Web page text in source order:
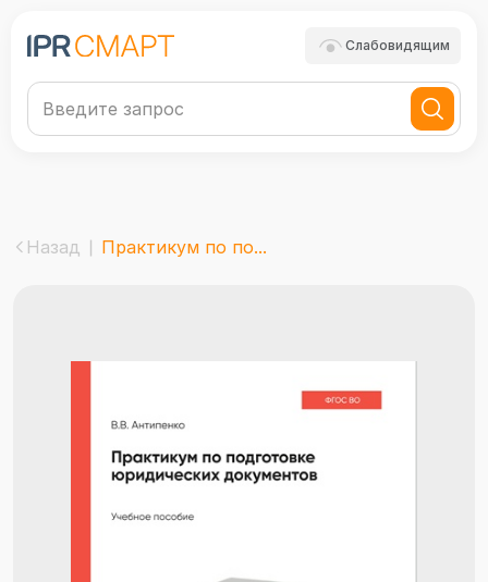
Слабовидящим
Назад Практикум по по...